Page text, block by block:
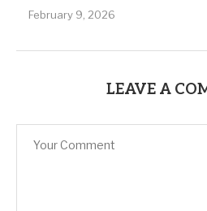
February 9, 2026
LEAVE A